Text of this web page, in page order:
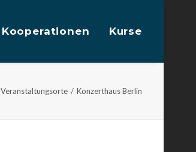
Kooperationen Kurse
Veranstaltungsorte Konzerthaus Berlin